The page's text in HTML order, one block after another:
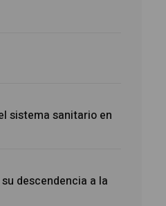
sistema sanitario en
descendencia a la